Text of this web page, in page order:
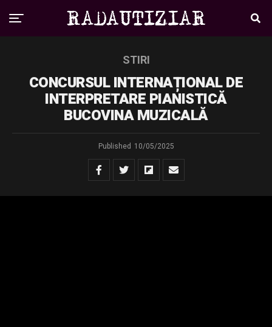
STIRI
CONCURSUL INTERNAȚIONAL DE
INTERPRETARE PIANISTICĂ
BUCOVINA MUZICALĂ
Published 10/05/2025